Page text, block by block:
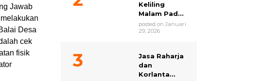
Jawab
Desa
cek
fisik
Keliling
Malam Pad...
posted on Januari
29, 2026
Jasa Raharja
dan
Korlanta...